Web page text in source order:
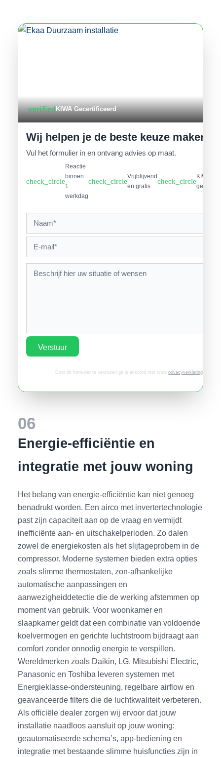
verifiedKIWA Gecertificeerd
Wij helpen je de beste keuze maken
Vul het formulier in en ontvang advies op maat.
check_circle
Reactie
binnen
1
werkdag
check_circle
Vrijblijvend
en gratis
check_circle
KIWA
Verstuur
Door dit formulier te versturen ga je akkoord met onze privacyverklaring.
06
Energie-efficiëntie en
integratie met jouw woning
Het belang van energie-efficiëntie kan niet genoeg
benadrukt worden. Een airco met invertertechnologie
past zijn capaciteit aan op de vraag en vermijdt
inefficiënte aan- en uitschakelperioden. Zo dalen
zowel de energiekosten als het slijtageprobem in de
compressor. Moderne systemen bieden extra opties
zoals slimme thermostaten, zon-afhankelijke
automatische aanpassingen en
aanwezigheiddetectie die de werking afstemmen op
moment van gebruik. Voor woonkamer en
slaapkamer geldt dat een combinatie van voldoende
koelvermogen en gerichte luchtstroom bijdraagt aan
comfort zonder onnodig energie te verspillen.
Wereldmerken zoals Daikin, LG, Mitsubishi Electric,
Panasonic en Toshiba leveren systemen met
Energieklasse-ondersteuning, regelbare airflow en
geavanceerde filters die de luchtkwaliteit verbeteren.
Als officiële dealer zorgen wij ervoor dat jouw
installatie naadloos aansluit op jouw woning:
geautomatiseerde schema’s, app-bediening en
integratie met bestaande slimme huisfuncties zijn in